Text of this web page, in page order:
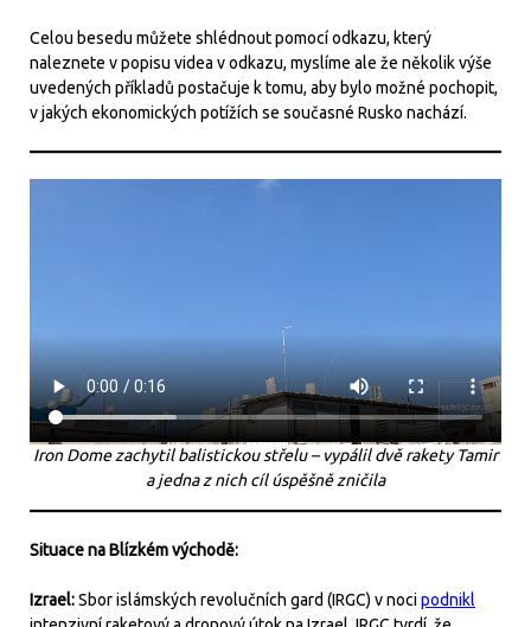
Celou besedu můžete shlédnout pomocí odkazu, který
naleznete v popisu videa v odkazu, myslíme ale že několik výše
uvedených příkladů postačuje k tomu, aby bylo možné pochopit,
v jakých ekonomických potížích se současné Rusko nachází.
Iron Dome zachytil balistickou střelu – vypálil dvě rakety Tamir
a jedna z nich cíl úspěšně zničila
Situace na Blízkém východě:
Izrael:Sbor islámských revolučních gard (IRGC) v nocipodnikl